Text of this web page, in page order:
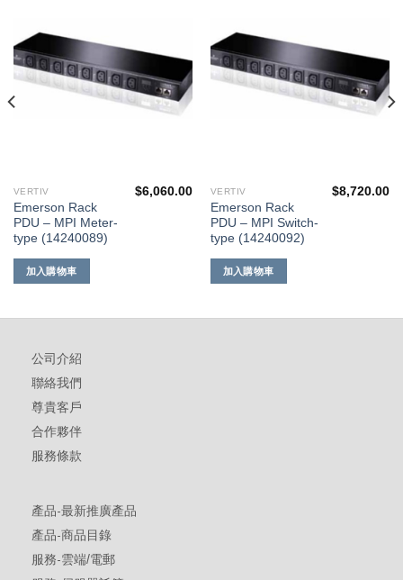
VERTIV
Emerson Rack
PDU – MPI Meter-
type (14240089)
$6,060.00
加入購物車
VERTIV
Emerson Rack
PDU – MPI Switch-
type (14240092)
$8,720.00
加入購物車
公司介紹
聯絡我們
尊貴客戶
合作夥伴
服務條款
產品-最新推廣產品
產品-商品目錄
服務-雲端/電郵